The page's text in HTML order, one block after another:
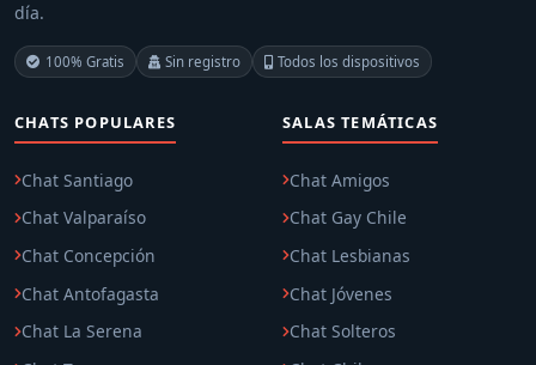
día.
100% Gratis Sin registro Todos los dispositivos
CHATS POPULARES
Chat Santiago
Chat Valparaíso
Chat Concepción
Chat Antofagasta
Chat La Serena
SALAS TEMÁTICAS
Chat Amigos
Chat Gay Chile
Chat Lesbianas
Chat Jóvenes
Chat Solteros